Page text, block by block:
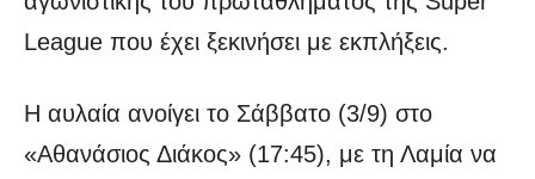
League που έχει ξεκινήσει με εκπλήξεις.
Η αυλαία ανοίγει το Σάββατο (3/9) στο
«Αθανάσιος Διάκος» (17:45), με τη Λαμία να